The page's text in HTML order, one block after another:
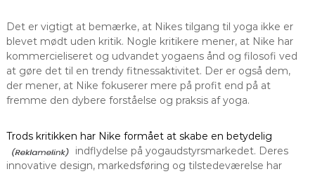
Det er vigtigt at bemærke, at Nikes tilgang til yoga ikke er
blevet mødt uden kritik. Nogle kritikere mener, at Nike har
kommercieliseret og udvandet yogaens ånd og filosofi ved
at gøre det til en trendy fitnessaktivitet. Der er også dem,
der mener, at Nike fokuserer mere på profit end på at
fremme den dybere forståelse og praksis af yoga.
Trods kritikken har Nike formået at skabe en betydelig
indflydelse på yogaudstyrsmarkedet. Deres
innovative design, markedsføring og tilstedeværelse har